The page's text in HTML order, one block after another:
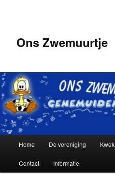
inhoudOns Zwemuurtje
Home De vereniging Kwek
Contact Informatie